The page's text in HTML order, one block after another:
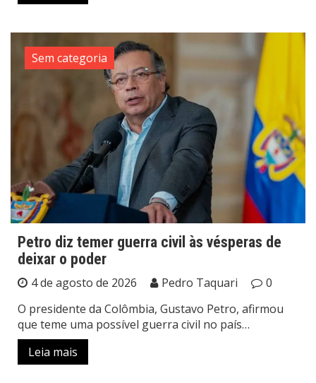
Sem categoria
Petro diz temer guerra civil às vésperas de
deixar o poder
4 de agosto de 2026 Pedro Taquari
0
O presidente da Colômbia, Gustavo Petro, afirmou
que teme uma possível guerra civil no país…
Leia mais